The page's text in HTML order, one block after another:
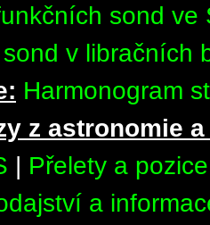
sond
v libračních
Harmonogram
z astronomie
| Přelety a
a